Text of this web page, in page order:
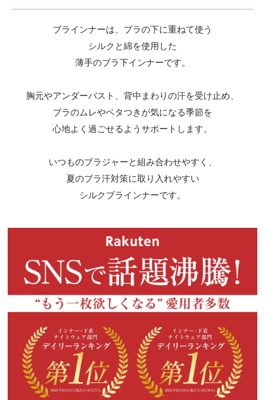
ブラインナーは、ブラの下に重ねて使う
シルクと綿を使用した
薄手のブラ下インナーです。
胸元やアンダーバスト、背中まわりの汗を受け止め、
ブラのムレやベタつきが気になる季節を
心地よく過ごせるようサポートします。
いつものブラジャーと組み合わせやすく、
夏のブラ汗対策に取り入れやすい
シルクブラインナーです。